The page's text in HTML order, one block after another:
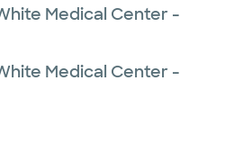
Medical Center -
Medical Center -